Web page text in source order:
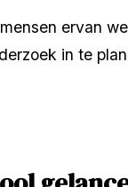
ervan
in te